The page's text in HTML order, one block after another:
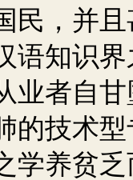
民，并
语知识
业者自
的技术
学养贫